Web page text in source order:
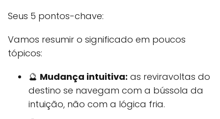
Seus 5 pontos-chave:
Vamos resumir o significado em poucos
tópicos:
🔮 Mudança intuitiva: as reviravoltas do
destino se navegam com a bússola da
intuição, não com a lógica fria.